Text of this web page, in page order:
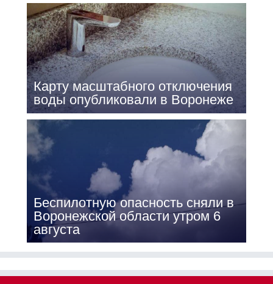
Карту масштабного отключения
воды опубликовали в Воронеже
Беспилотную опасность сняли в
Воронежской области утром 6
августа